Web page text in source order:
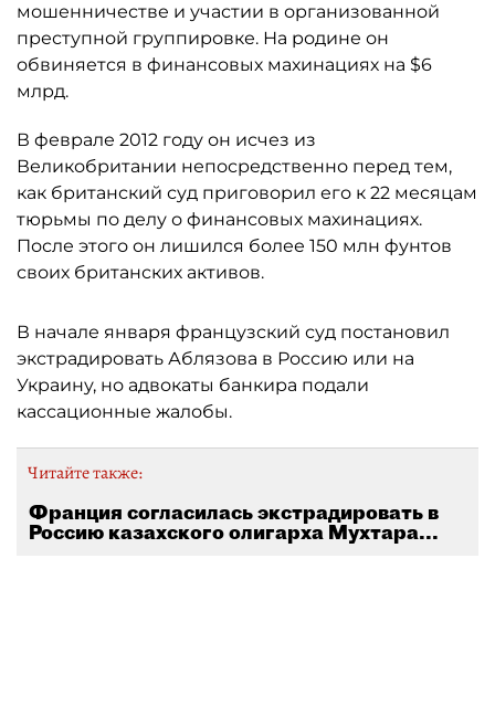
мошенничестве и участии в организованной
преступной группировке. На родине он
обвиняется в финансовых махинациях на $6
млрд.
В феврале 2012 году он исчез из
Великобритании непосредственно перед тем,
как британский суд приговорил его к 22 месяцам
тюрьмы по делу о финансовых махинациях.
После этого он лишился более 150 млн фунтов
своих британских активов.
В начале января французский суд постановил
экстрадировать Аблязова в Россию или на
Украину, но адвокаты банкира подали
кассационные жалобы.
Читайте также:
Франция согласилась экстрадировать в
Россию казахского олигарха Мухтара...